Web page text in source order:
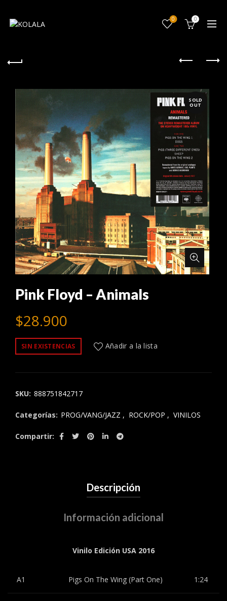
0 0
SOLD
OUT
Pink Floyd – Animals
$28.900
SIN EXISTENCIAS Añadir a la lista
SKU: 888751842717
Categorías: PROG/VANG/JAZZ , ROCK/POP , VINILOS
Compartir
Descripción
Información adicional
Vinilo Edición USA 2016
A1 Pigs On The Wing (Part One) 1:24